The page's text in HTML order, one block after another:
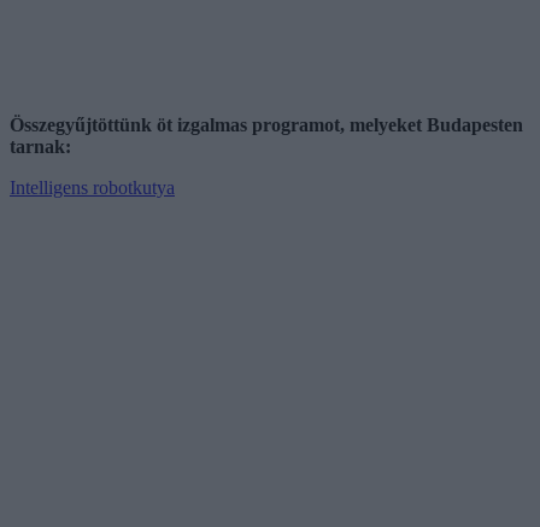
Összegyűjtöttünk öt izgalmas programot, melyeket Budapesten
tarnak:
Intelligens robotkutya